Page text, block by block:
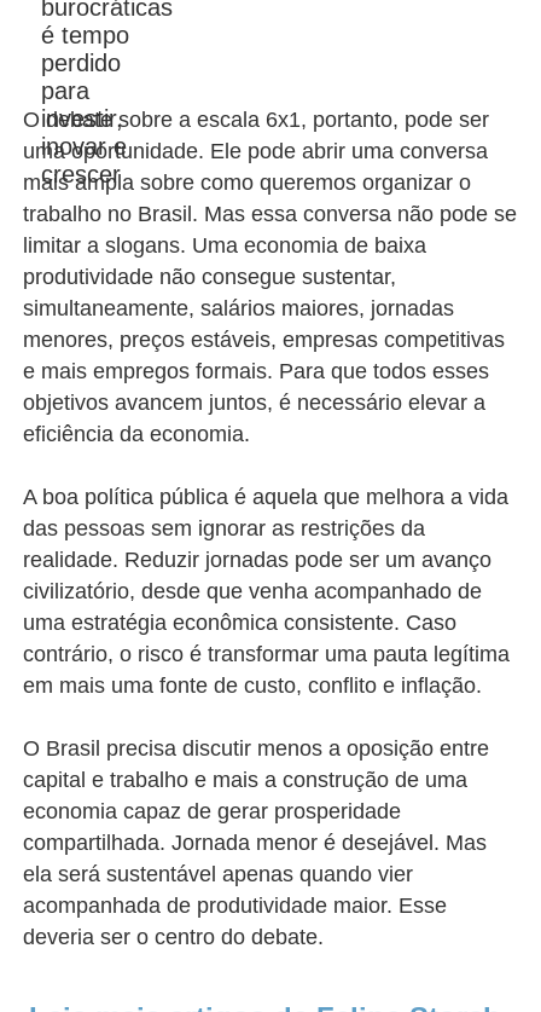
O debate sobre a escala 6x1, portanto, pode ser
uma oportunidade. Ele pode abrir uma conversa
mais ampla sobre como queremos organizar o
trabalho no Brasil. Mas essa conversa não pode se
limitar a slogans. Uma economia de baixa
produtividade não consegue sustentar,
simultaneamente, salários maiores, jornadas
menores, preços estáveis, empresas competitivas
e mais empregos formais. Para que todos esses
objetivos avancem juntos, é necessário elevar a
eficiência da economia.
A boa política pública é aquela que melhora a vida
das pessoas sem ignorar as restrições da
realidade. Reduzir jornadas pode ser um avanço
civilizatório, desde que venha acompanhado de
uma estratégia econômica consistente. Caso
contrário, o risco é transformar uma pauta legítima
em mais uma fonte de custo, conflito e inflação.
O Brasil precisa discutir menos a oposição entre
capital e trabalho e mais a construção de uma
economia capaz de gerar prosperidade
compartilhada. Jornada menor é desejável. Mas
ela será sustentável apenas quando vier
acompanhada de produtividade maior. Esse
deveria ser o centro do debate.